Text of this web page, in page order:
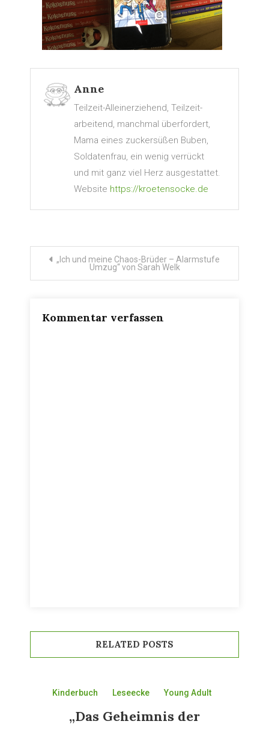
Anne
Teilzeit-Alleinerziehend, Teilzeit-
arbeitend, manchmal überfordert,
Mama eines zuckersüßen Buben,
Soldatenfrau, ein wenig verrückt
und mit ganz viel Herz ausgestattet.
Website https://kroetensocke.de
Beitragsnavigation
„Ich und meine Chaos-Brüder – Alarmstufe
Umzug“ von Sarah Welk
Kommentar verfassen
RELATED POSTS
Kinderbuch Leseecke Young Adult
„Das Geheimnis der